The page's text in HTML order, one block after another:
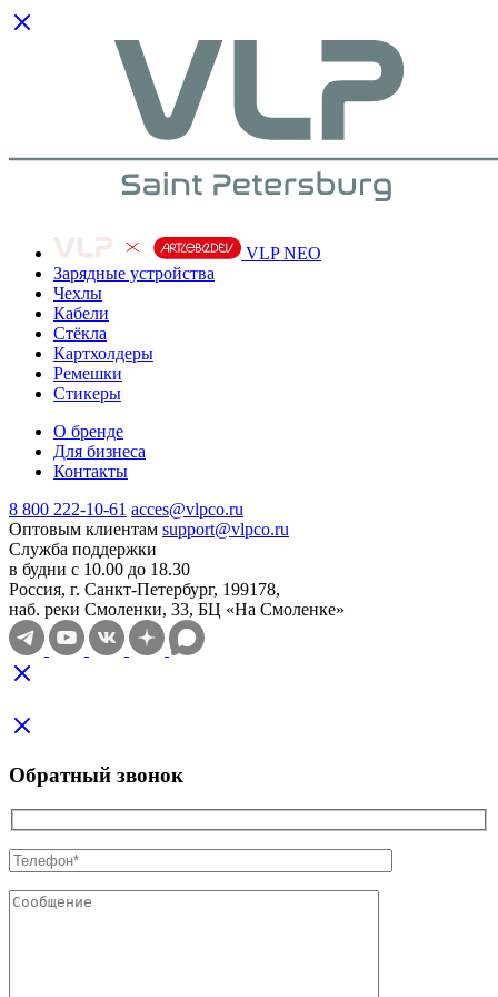
VLP NEO
Зарядные устройства
Чехлы
Кабели
Cтёкла
Картхолдеры
Ремешки
Стикеры
О бренде
Для бизнеса
Контакты
8 800 222-10-61 acces@vlpco.ru
Оптовым клиентам support@vlpco.ru
Служба поддержки
в будни с 10.00 до 18.30
Россия, г. Санкт-Петербург, 199178,
наб. реки Смоленки, 33, БЦ «На Смоленке»
Обратный звонок